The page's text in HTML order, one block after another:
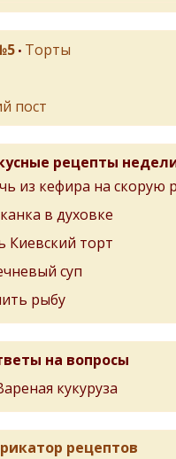
• Торты
пост
рецепты
из кефира на скорую
в духовке
Киевский торт
суп
рыбу
на вопросы
кукуруза
рецептов